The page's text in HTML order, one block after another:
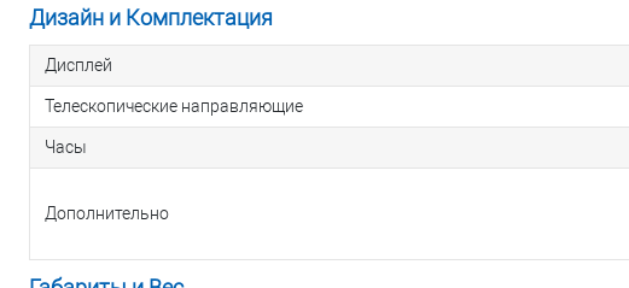
Дизайн и Комплектация
Дисплей
Телескопические направляющие
Часы
Дополнительно